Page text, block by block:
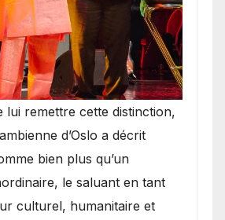
lui remettre cette distinction,
d’Oslo a décrit
bien plus qu’un
le saluant en tant
culturel, humanitaire et